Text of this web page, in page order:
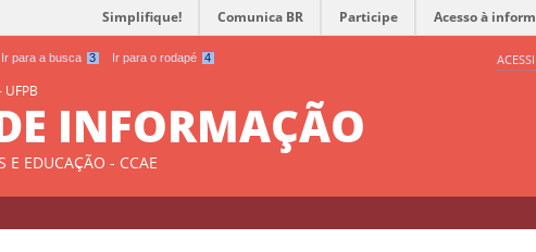
Ir para a busca 3 Ir para o rodapé 4
Simplifique! Comunica BR Participe Acesso à
UFPB
INFORMAÇÃO
E EDUCAÇÃO - CCAE